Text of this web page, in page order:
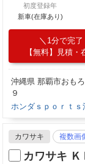
初度登録年
新車(在庫あり)
1分で完了
【無料】見積・
沖縄県 那覇市おも
９
ホンダｓｐｏｒｔ
カワサキ 複数画
カワサキ